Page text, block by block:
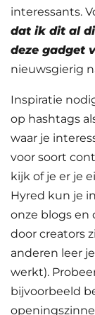
interessants.
dat ik dit al
deze gadget
nieuwsgierig
Inspiratie
op hashtags
waar je
voor soort
kijk of je er je
Hyred kun je
onze blogs en
door creators
anderen leer
werkt).
bijvoorbeeld